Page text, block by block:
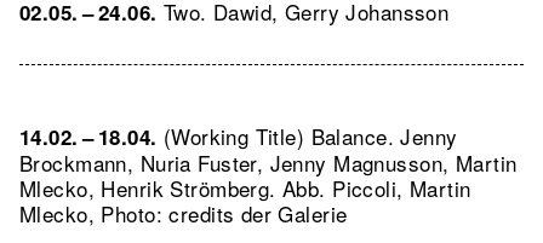
02.05. – 24.06. Two. Dawid, Gerry Johansson
14.02. – 18.04. (Working Title) Balance. Jenny
Brockmann, Nuria Fuster, Jenny Magnusson, Martin
Mlecko, Henrik Strömberg.Abb. Piccoli, Martin
Mlecko, Photo: credits der Galerie